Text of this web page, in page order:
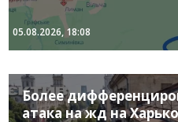
05.08.2026, 18:08
Более
атака на жд на